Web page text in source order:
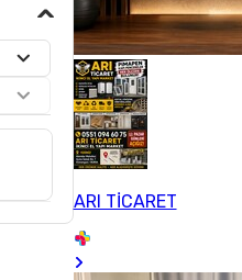
ARI TİCARET